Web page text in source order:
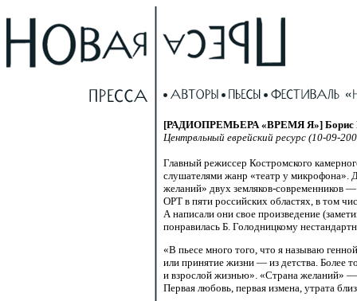
[РАДИОПРЕМЬЕРА «ВРЕМЯ Я»] Борис
Центрвльный еврейский ресурс (10-09-
Главный режиссер Костромского
слушателями жанр «театр у микрофона».
желаний» двух земляков-современников —
ОРТ в пяти российских областях, в том
А написали они свое произведение
понравилась Б. Голодницкому
«В пьесе много того, что я называю
или принятие жизни — из детства. Более
и взрослой жизнью». «Страна желаний» —
Первая любовь, первая измена, утрата